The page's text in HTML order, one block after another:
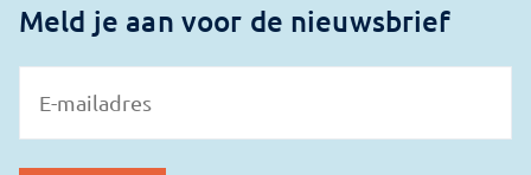
Meld je aan voor de nieuwsbrief